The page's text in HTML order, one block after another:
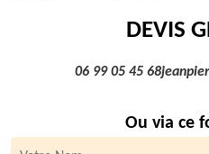
DEVIS
06 99 05 45 68
Ou via ce